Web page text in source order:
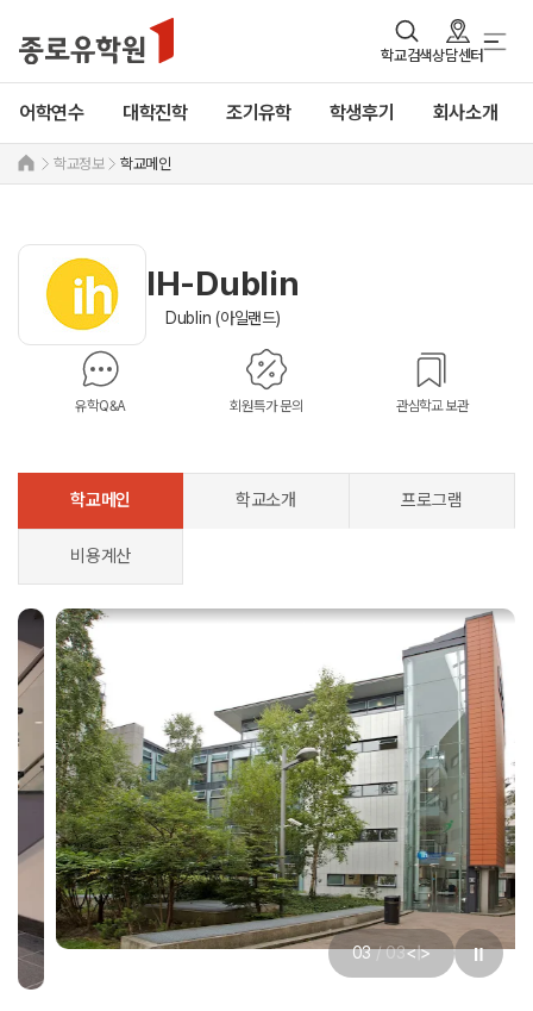
학교검색상담센터
어학연수 대학진학 조기유학 학생후기 회사소개
학교정보 학교메인
IH-Dublin
Dublin (아일랜드)
유학Q&A 회원특가 문의 관심학교 보관
학교메인 학교소개 프로그램
비용계산
03/03<|>